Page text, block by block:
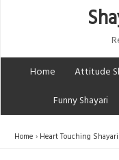
Home
Attitude
Funny Shayari
Home Heart Touching Shayari